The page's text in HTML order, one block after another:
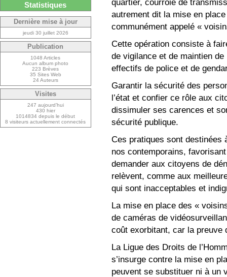
autrement dit la mise en
communément appelé «
Cette opération consiste à
de vigilance et de maintien
effectifs de police et de
Garantir la sécurité des
l’état et confier ce rôle aux
dissimuler ses carences et
sécurité publique.
Ces pratiques sont destinées
nos contemporains,
demander aux citoyens de
relèvent, comme aux
qui sont inacceptables et
La mise en place des «
de caméras de
coût exorbitant, car la preuve
La Ligue des Droits de
s’insurge contre la mise en
peuvent se substituer ni à un
Statistiques
Dernière mise à jour
jeudi 30 juillet 2026
Publication
1048 Articles
Aucun album photo
223 Brèves
35 Sites Web
24 Auteurs
Visites
247 aujourd’hui
430 hier
1014834 depuis le début
8 visiteurs actuellement connectés